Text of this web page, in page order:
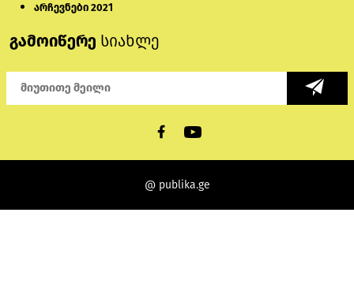
არჩევნები 2021
გამოიწერე სიახლე
@ publika.ge